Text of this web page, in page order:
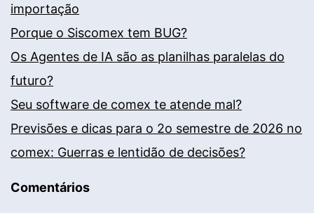
importação
Porque o Siscomex tem BUG?
Os Agentes de IA são as planilhas paralelas do
futuro?
Seu software de comex te atende mal?
Previsões e dicas para o 2o semestre de 2026 no
comex: Guerras e lentidão de decisões?
Comentários